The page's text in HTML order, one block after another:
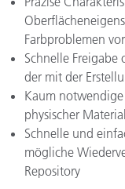
Farbproblemen
Schnelle
der mit der
Kaum
physischer
Schnelle und
mögliche
Repository